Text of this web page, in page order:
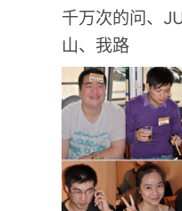
千万次的问、
山、我路